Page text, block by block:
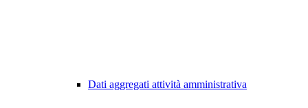
Dati aggregati attività amministrativa